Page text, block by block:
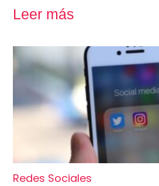
Leer más
Redes Sociales